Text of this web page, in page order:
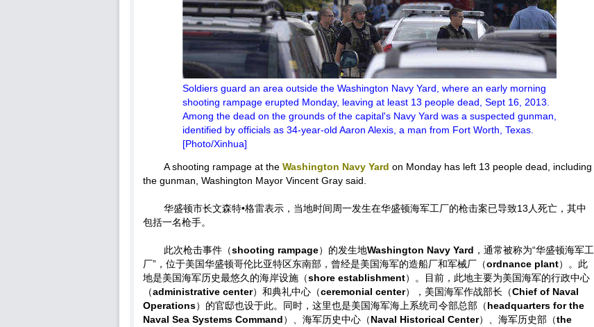
Soldiers guard an area outside the Washington Navy Yard, where an early morning
shooting rampage erupted Monday, leaving at least 13 people dead, Sept 16, 2013.
Among the dead on the grounds of the capital's Navy Yard was a suspected gunman,
identified by officials as 34-year-old Aaron Alexis, a man from Fort Worth, Texas.
[Photo/Xinhua]
A shooting rampage at the Washington Navy Yard on Monday has left 13 people dead, including
the gunman, Washington Mayor Vincent Gray said.
华盛顿市长文森特•格雷表示，当地时间周一发生在华盛顿海军工厂的枪击案已导致13人死亡，其中
包括一名枪手。
此次枪击事件（shooting rampage）的发生地Washington Navy Yard ，通常被称为“华盛顿海军工
厂”，位于美国华盛顿哥伦比亚特区东南部，曾经是美国海军的造船厂和军械厂（ordnance plant）。此
地是美国海军历史最悠久的海岸设施（shore establishment）。目前，此地主要为美国海军的行政中心
（administrative center）和典礼中心（ceremonial center），美国海军作战部长（Chief of Naval
Operations）的官邸也设于此。同时，这里也是美国海军海上系统司令部总部（headquarters for the
Naval Sea Systems Command）、海军历史中心（Naval Historical Center）、海军历史部（the